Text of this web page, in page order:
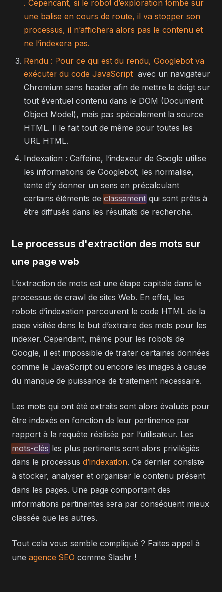
. Cependant, si le robot d’exploration tombe sur
une balise en cours de route, il va stopper son
processus, il n’affichera alors pas le contenu et
ne l’indexera pas.
Rendu : Pour ce qui est du rendu, Googlebot va
exécuter du code JavaScript avec un navigateur
Chromium sans header afin de mettre le doigt sur
tout éventuel contenu dans le DOM (Document
Object Model), mais pas spécialement la source
HTML. Il le fait tout de même pour toutes les
URL HTML.
Indexation : Caffeine, l’indexeur de Google utilise
les informations de Googlebot, les normalise,
tente d’y donner un sens en précalculant
certains éléments de classement qui sont prêts à
être diffusés dans les résultats de recherche.
Le processus d'extraction des mots sur
une page web
L’extraction de mots est une étape capitale dans le
processus de crawl de sites Web. En effet, les
robots d’indexation parcourent le code HTML de la
page visitée dans le but d’extraire des mots pour les
indexer. Cependant, même pour les robots de
Google, il est impossible de traiter certaines données
comme le JavaScript ou encore les images à cause
du manque de puissance de traitement nécessaire.
Les mots qui ont été extraits sont alors évalués pour
être indexés en fonction de leur pertinence par
rapport à la requête réalisée par l’utilisateur. Les
mots-clés les plus pertinents sont alors privilégiés
dans le processus d’indexation. Ce dernier consiste
à stocker, analyser et organiser le contenu présent
dans les pages. Une page comportant des
informations pertinentes sera par conséquent mieux
classée que les autres.
Tout cela vous semble compliqué ? Faites appel à
une agence SEO comme Slashr !